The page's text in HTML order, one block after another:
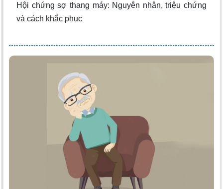
Hội chứng sợ thang máy: Nguyên nhân, triệu chứng
và cách khắc phục